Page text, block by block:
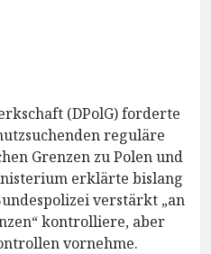
(DPolG) forderte
reguläre
Grenzen zu Polen und
erklärte bislang
verstärkt „an
kontrolliere, aber
vornehme.